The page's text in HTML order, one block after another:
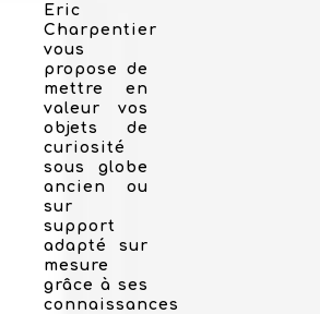
Eric
Charpentier
vous
propose de
mettre en
valeur vos
objets de
curiosité
sous globe
ancien ou
sur
support
adapté sur
mesure
grâce à ses
connaissances